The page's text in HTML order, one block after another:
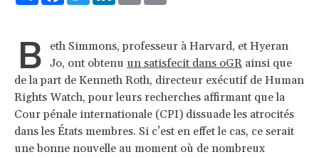
B
eth Simmons, professeur à Harvard, et Hyeran
Jo, ont obtenu un satisfecit dans oGR ainsi que
de la part de Kenneth Roth, directeur exécutif de Human
Rights Watch, pour leurs recherches affirmant que la
Cour pénale internationale (CPI) dissuade les atrocités
dans les États membres. Si c’est en effet le cas, ce serait
une bonne nouvelle au moment où de nombreux